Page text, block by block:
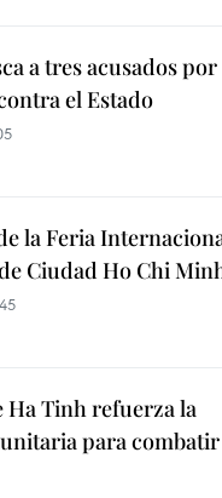
a tres acusados por
el Estado
la Feria
Ciudad Ho Chi
Ha Tinh refuerza la
para